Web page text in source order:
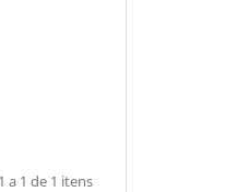
1 a 1 de 1 itens